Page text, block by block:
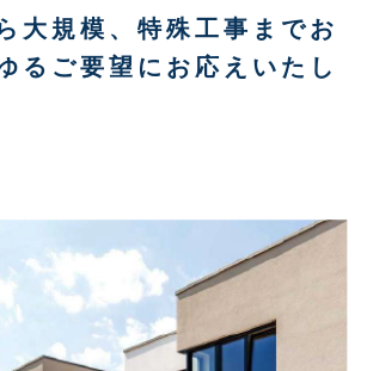
大規模、特殊工事までお
るご要望にお応えいたし